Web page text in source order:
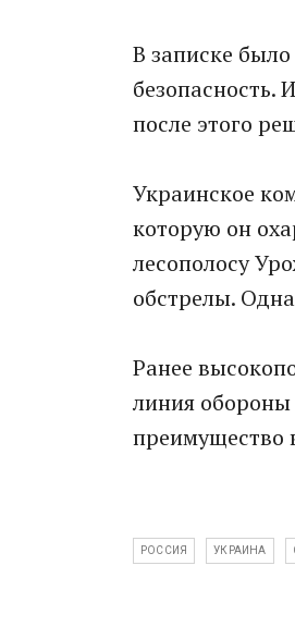
В записке
безопасность.
после этого
Украинское
которую он
лесополосу
обстрелы.
Ранее
линия обороны
преимущество
РОССИЯ УКРАИНА